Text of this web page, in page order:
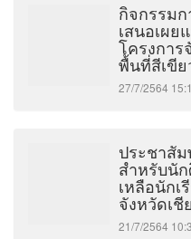
กิจกรรมก
เสนอเผย
โครงกา
พื้นที่สีเขีย
27/7/2564
ประชาสั
สำหรับนั
เหลือนัก
จังหวัดเชี
21/7/2564